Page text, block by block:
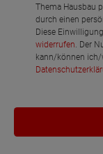
Thema Hausbau
durch einen
Diese
widerrufen. Der
kann/können ich/